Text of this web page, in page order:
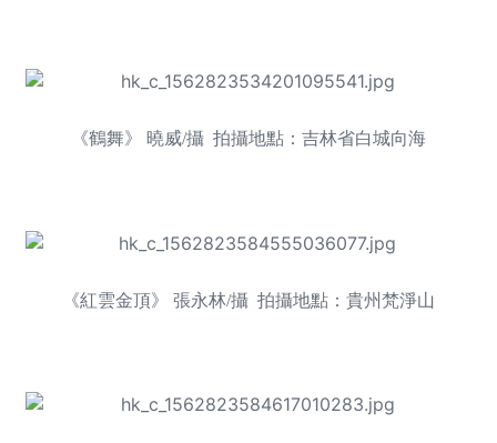
《鶴舞》 曉威/攝 拍攝地點：吉林省白城向海
《紅雲金頂》 張永林/攝 拍攝地點：貴州梵淨山